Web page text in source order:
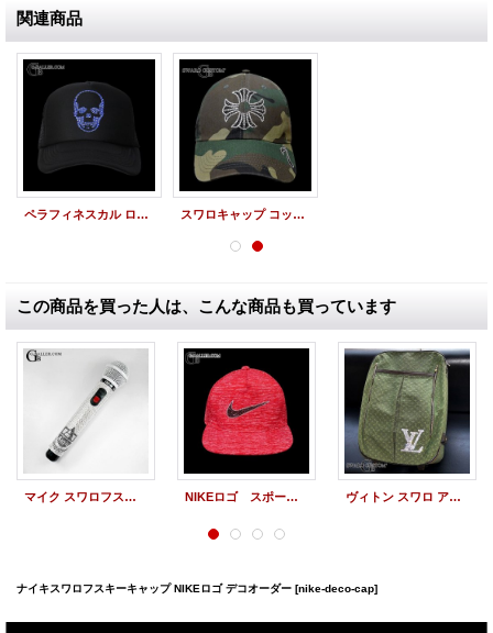
関連商品
ペラフィネスカル ロゴ 仕様 スワロキャップ オーダー スワロキャップ コットン カモフラ クロス 迷彩
この商品を買った人は、こんな商品も買っています
マイク スワロフスキー デコオーダー 企業様ロゴ NIKEロゴ スポーツCAP ヴィトン スワロ アネット キャリー ロゴ デコオーダー
ナイキスワロフスキーキャップ NIKEロゴ デコオーダー [nike-deco-cap]